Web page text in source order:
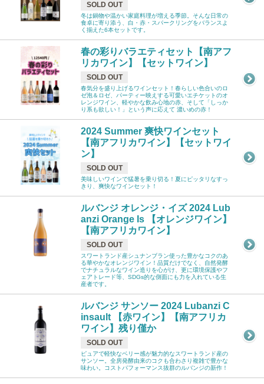
SOLD OUT
冬は鍋物や温かい家庭料理が増える季節。そんな日常の
食卓に寄り添う、白・赤・スパークリングをバランスよ
く揃えた6本セットです。
春の彩りバラエティセット【南アフ
リカワイン】【セットワイン】
SOLD OUT
春気分を盛り上げるワインセット！春らしい色合いのロ
ゼ泡＆ロゼ、パーティー映えする可愛いエチケットのオ
レンジワイン、軽やかな飲み心地の赤、そして「しっか
り系も欲しい！」という声に応えて 濃いめの赤！
2024 Summer 爽快ワインセット
【南アフリカワイン】【セットワイ
ン】
SOLD OUT
美味しいワインで猛暑を乗り切る！夏にピッタリなすっ
きり、爽快なワインセット！
ルバンジ オレンジ・イズ 2024 Lub
anzi Orange Is 【オレンジワイン】
【南アフリカワイン】
SOLD OUT
スワートランド産シュナンブラン使った豊かなコクのあ
る華やかなオレンジワイン！品質だけでなく、自然発酵
でナチュラルなワイン造りを心がけ、更に環境保護やフ
ェアトレード等、SDGs的な側面にも力を入れている生
産者です。
ルバンジ サンソー 2024 Lubanzi C
insault 【赤ワイン】【南アフリカ
ワイン】残り僅か
SOLD OUT
ピュアで軽快なベリー感が魅力的なスワートランド産の
サンソー。全房発酵由来のコクも合わさり複雑で豊かな
味わい。コストパフォーマンス抜群のルバンジの新作！